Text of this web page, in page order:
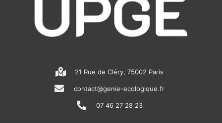
21 Rue de Cléry, 75002 Paris
contact@genie-ecologique.fr
07 46 27 28 23